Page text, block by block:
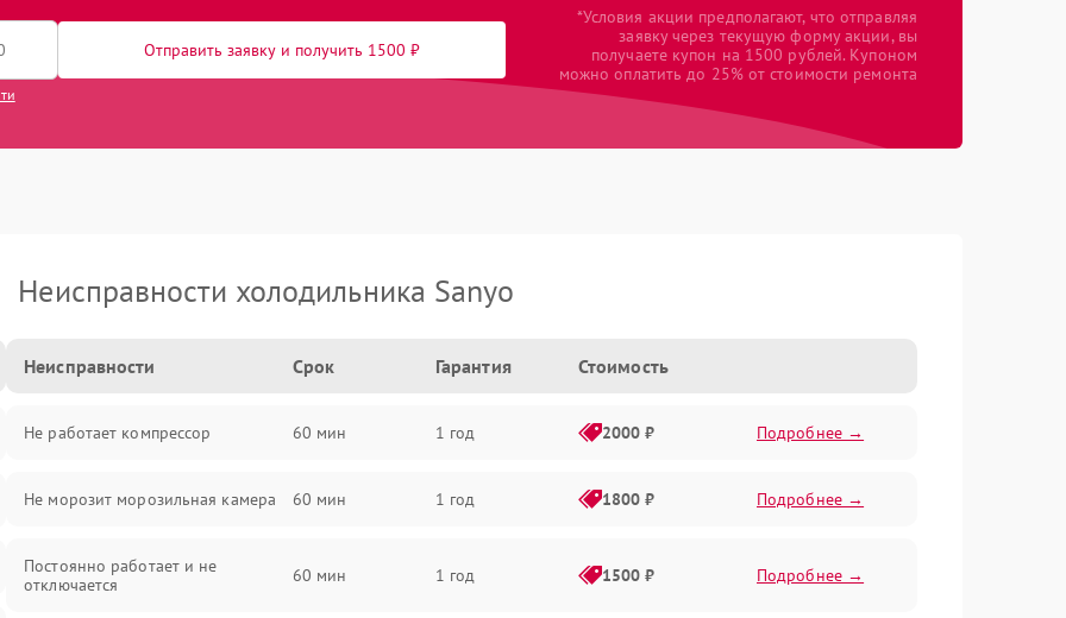
Отправить заявку и получить 1500 ₽
*Условия акции предполагают, что отправляя
заявку через текущую форму акции, вы
получаете купон на 1500 рублей. Купоном
можно оплатить до 25% от стоимости ремонта
Неисправности холодильника Sanyo
Неисправности Срок Гарантия Стоимость
Не работает компрессор 60 мин 1 год 2000 ₽ Подробнее →
Не морозит морозильная камера 60 мин 1 год 1800 ₽ Подробнее →
Постоянно работает и не
отключается
60 мин 1 год 1500 ₽ Подробнее →